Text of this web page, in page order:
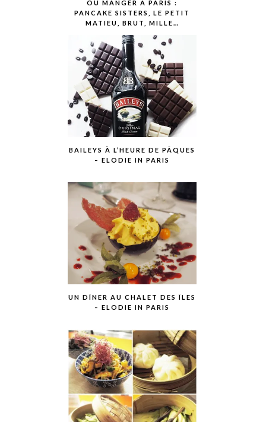
OÙ MANGER À PARIS :
PANCAKE SISTERS, LE PETIT
MATIEU, BRUT, MILLE…
BAILEYS À L’HEURE DE PÂQUES
– ELODIE IN PARIS
UN DÎNER AU CHALET DES ÎLES
– ELODIE IN PARIS